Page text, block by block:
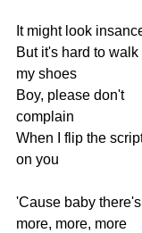
It might look
But it's hard to walk
my shoes
Boy, please don't
complain
When
flip the
on you
'Cause baby there's
more, more, more